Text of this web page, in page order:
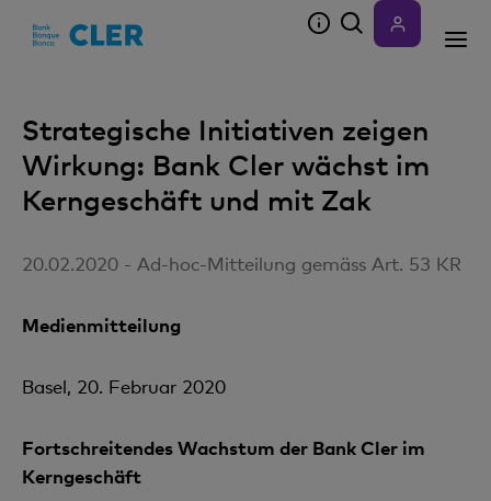
Strategische Initiativen zeigen
Wirkung: Bank Cler wächst im
Kerngeschäft und mit Zak
20.02.2020 - Ad-hoc-Mitteilung gemäss Art. 53 KR
Medienmitteilung
Basel, 20. Februar 2020
Fortschreitendes Wachstum der Bank Cler im
Kerngeschäft